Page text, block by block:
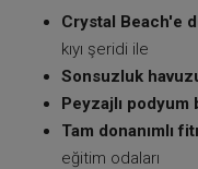
Crystal Beach'e
kıyı şeridi ile
Sonsuzluk
Peyzajlı podyum
Tam donanımlı
eğitim odaları